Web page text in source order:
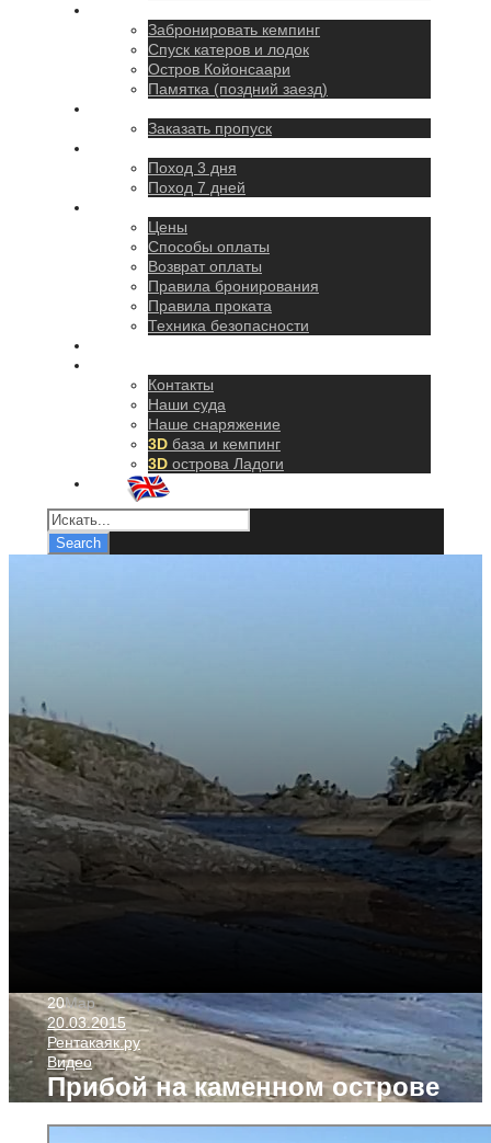
Забронировать кемпинг
Спуск катеров и лодок
Остров Койонсаари
Памятка (поздний заезд)
Заказать пропуск
Поход 3 дня
Поход 7 дней
Цены
Способы оплаты
Возврат оплаты
Правила бронирования
Правила проката
Техника безопасности
Контакты
Наши суда
Наше снаряжение
3D база и кемпинг
3D острова Ладоги
20Мар
20.03.2015
Рентакаяк.ру
Видео
Прибой на каменном острове